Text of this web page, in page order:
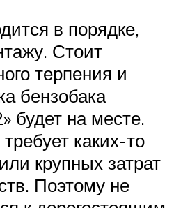
в порядке,
Стоит
терпения и
бензобака
будет на месте.
каких-то
крупных затрат
Поэтому не